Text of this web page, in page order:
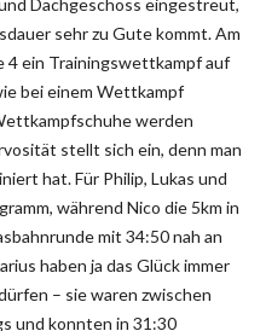
Dachgeschoss eingestreut,
sehr zu Gute kommt. Am
4 ein Trainingswettkampf auf
bei einem Wettkampf
werden
stellt sich ein, denn man
hat. Für Philip, Lukas und
während Nico die 5km in
mit 34:50 nah an
haben ja das Glück immer
– sie waren zwischen
und konnten in 31:30